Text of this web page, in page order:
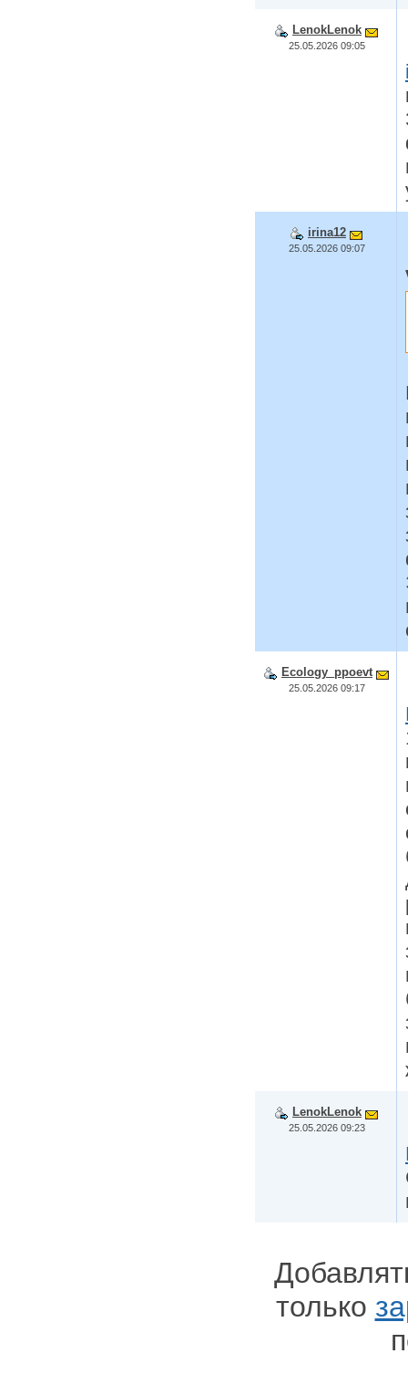
LenokLenok
25.05.2026 09:05
irina12
25.05.2026 09:07
Ecology_ppoevt
25.05.2026 09:17
LenokLenok
25.05.2026 09:23
только